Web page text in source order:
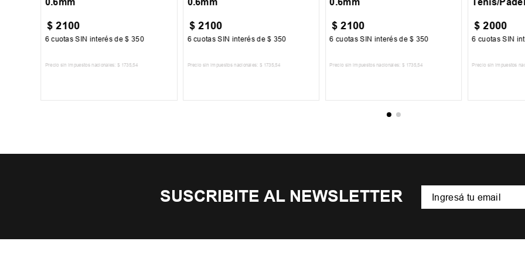
$ 2100
6 cuotas SIN interés de$ 350
Precio sin impuestos nacionales: $ 1735,54
$ 2100
6 cuotas SIN interés de$ 350
Precio sin impuestos nacionales: $ 1735,54
$ 2100
6 cuotas SIN interés de$ 350
Precio sin impuestos nacionales: $ 1735,54
$ 2000
6 cuotas SIN
Precio sin impuestos
SUSCRIBITE AL NEWSLETTER